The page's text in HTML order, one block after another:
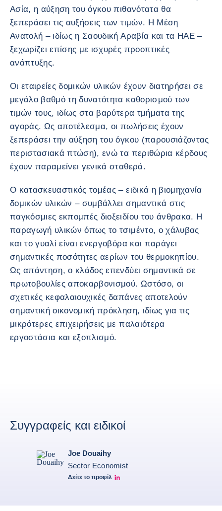
Ασία, η αύξηση του όγκου πιθανότατα θα
ξεπεράσει τις αυξήσεις των τιμών. Η Μέση
Ανατολή – ιδίως η Σαουδική Αραβία και τα ΗΑΕ –
ξεχωρίζει επίσης με ισχυρές προοπτικές
ανάπτυξης.
Οι εταιρείες δομικών υλικών έχουν διατηρήσει σε
μεγάλο βαθμό τη δυνατότητα καθορισμού των
τιμών τους, ιδίως στα βαρύτερα τμήματα της
αγοράς. Ως αποτέλεσμα, οι πωλήσεις έχουν
ξεπεράσει την αύξηση του όγκου (παρουσιάζοντας
περιστασιακά πτώση), ενώ τα περιθώρια κέρδους
έχουν παραμείνει γενικά σταθερά.
Ο κατασκευαστικός τομέας – ειδικά η βιομηχανία
δομικών υλικών – συμβάλλει σημαντικά στις
παγκόσμιες εκπομπές διοξειδίου του άνθρακα. Η
παραγωγή υλικών όπως το τσιμέντο, ο χάλυβας
και το γυαλί είναι ενεργοβόρα και παράγει
σημαντικές ποσότητες αερίων του θερμοκηπίου.
Ως απάντηση, ο κλάδος επενδύει σημαντικά σε
πρωτοβουλίες αποκαρβονισμού. Ωστόσο, οι
σχετικές κεφαλαιουχικές δαπάνες αποτελούν
σημαντική οικονομική πρόκληση, ιδίως για τις
μικρότερες επιχειρήσεις με παλαιότερα
εργοστάσια και εξοπλισμό.
Συγγραφείς και ειδικοί
Joe Douaihy
Sector Economist
Δείτε το προφίλ
Joe Linkedin